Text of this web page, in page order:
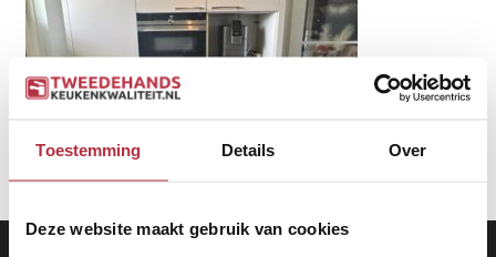
Toestemming Details Over
Deze website maakt gebruik van cookies